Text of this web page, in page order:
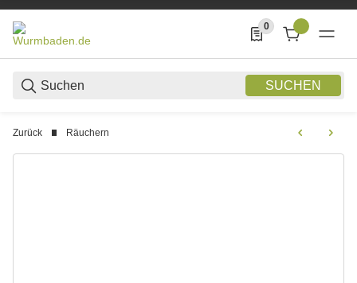
SUCHEN
0
0 Produkte in der
Zurück Räuchern